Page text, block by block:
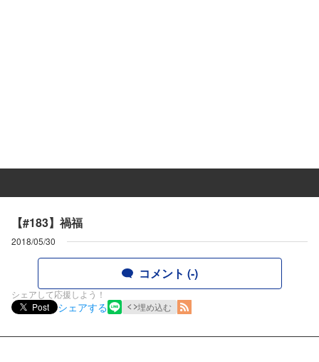
【#183】禍福
2018/05/30
コメント (-)
シェアして応援しよう！
Post
シェアする 埋め込む